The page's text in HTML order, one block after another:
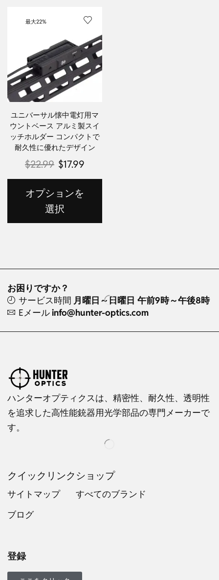
最大22%
ユニバーサル懐中電灯用マ
ウントベース アルミ製スイ
ッチホルダー コンパクトで
耐久性に優れたデザイン
$22.99 $17.99
オプションを
選択
お困りですか？
サービス時間 月曜日～日曜日 午前9時～午後8時
Eメールinfo@hunter-optics.com
ハンターオプティクスは、精密性、耐久性、透明性
を追求した高性能銃器用光学部品の専門メーカーで
す。
クイックリンク
サイトマップ
ブログ
ショップ
すべてのブランド
登録